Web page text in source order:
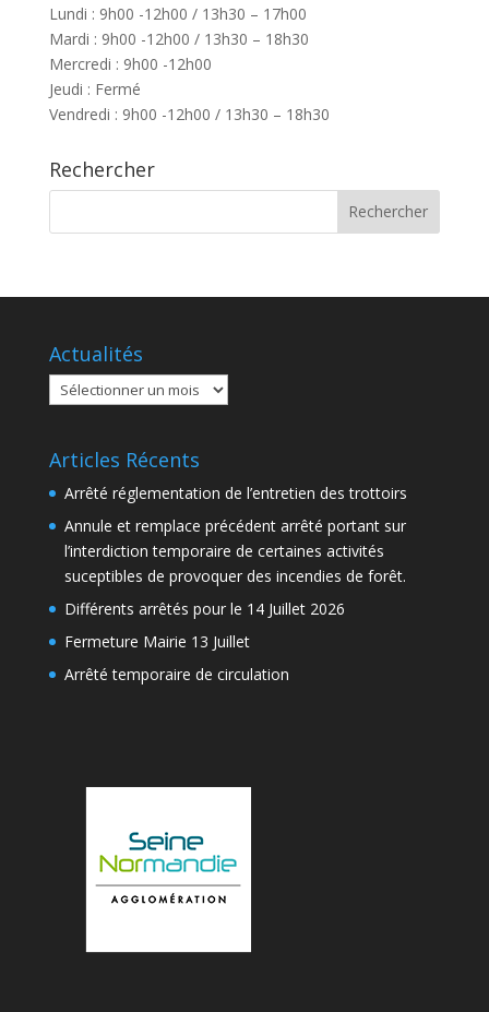
Lundi : 9h00 -12h00 / 13h30 – 17h00
Mardi : 9h00 -12h00 / 13h30 – 18h30
Mercredi : 9h00 -12h00
Jeudi : Fermé
Vendredi : 9h00 -12h00 / 13h30 – 18h30
Rechercher
Actualités
Actualités
Articles Récents
Arrêté réglementation de l’entretien des trottoirs
Annule et remplace précédent arrêté portant sur
l’interdiction temporaire de certaines activités
suceptibles de provoquer des incendies de forêt.
Différents arrêtés pour le 14 Juillet 2026
Fermeture Mairie 13 Juillet
Arrêté temporaire de circulation